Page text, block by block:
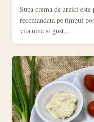
Supa crema de urzici
recomandata pe timpul
vitamine si gust,…